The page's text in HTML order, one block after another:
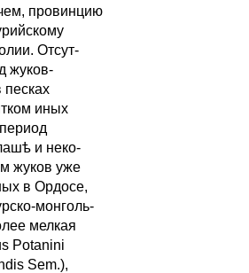
провинцию
Отсут-
жуков-
иных
и неко-
жуков уже
в Ордосе,
монголь-
мелкая
Potanini
Sem.),